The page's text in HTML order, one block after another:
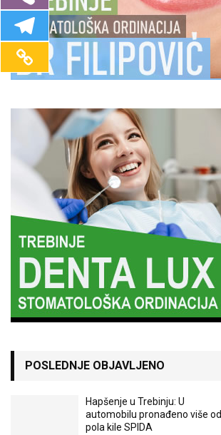
POSLEDNJE OBJAVLJENO
Hapšenje u Trebinju: U
automobilu pronađeno više od
pola kile SPIDA